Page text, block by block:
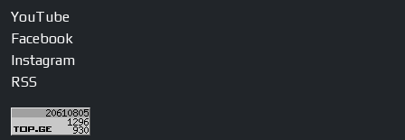
YouTube
Facebook
Instagram
RSS